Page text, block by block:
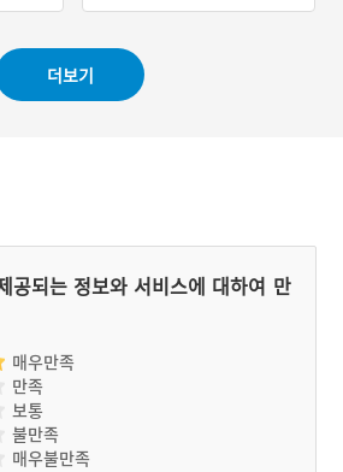
더보기
공되는 정보와 서비스에 대하여 만
매우만족
만족
보통
불만족
매우불만족